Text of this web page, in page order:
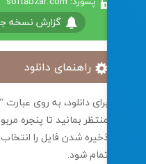
گزارش نسخه جدید
راهنمای دانلود
دانلود، به روی عبارت “دانلود
بمانید تا پنجره مربوطه
شدن فایل را انتخاب کنید و
شود.